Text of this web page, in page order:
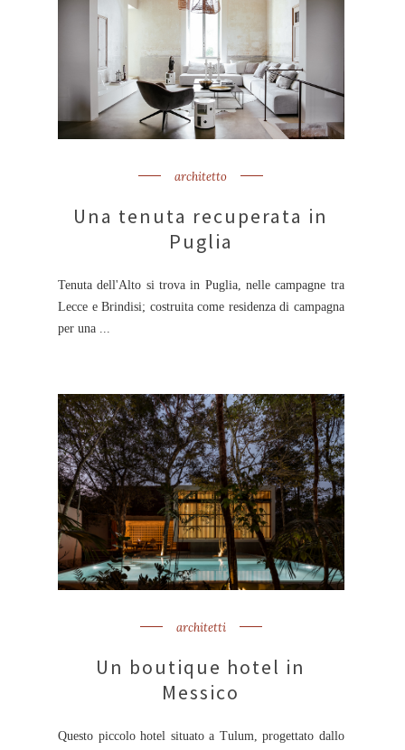
architetto
Una tenuta recuperata in
Puglia
Tenuta dell'Alto si trova in Puglia, nelle campagne tra
Lecce e Brindisi; costruita come residenza di campagna
per una ...
architetti
Un boutique hotel in
Messico
Questo piccolo hotel situato a Tulum, progettato dallo